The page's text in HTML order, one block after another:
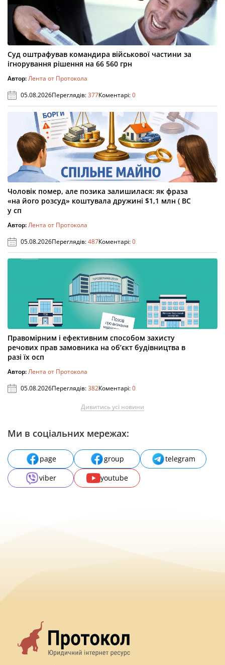
Суд оштрафував командира військової частини за
ігнорування рішення на 66 560 грн
Автор:Лента от Протокола
05.08.2026Переглядів:377Коментарі:0
Чоловік помер, але позика залишилася: як фраза
«на його розсуд» коштувала дружині $1,1 млн ( ВС
у сп
Автор:Лента от Протокола
05.08.2026Переглядів:487Коментарі:0
Правомірним і ефективним способом захисту
речових прав замовника на об’єкт будівництва в
разі їх осп
Автор:Лента от Протокола
05.08.2026Переглядів:382Коментарі:0
Дивитись усі новини
Ми в соціальних мережах:
page group
telegram
viber
youtube